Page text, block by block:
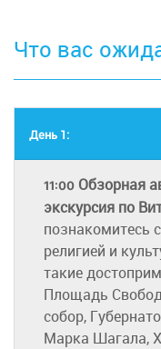
Что вас
День 1:
11:00 Обзорная
экскурсия по
познакомитесь
религией и
такие
Площадь
собор,
Марка Шагала,